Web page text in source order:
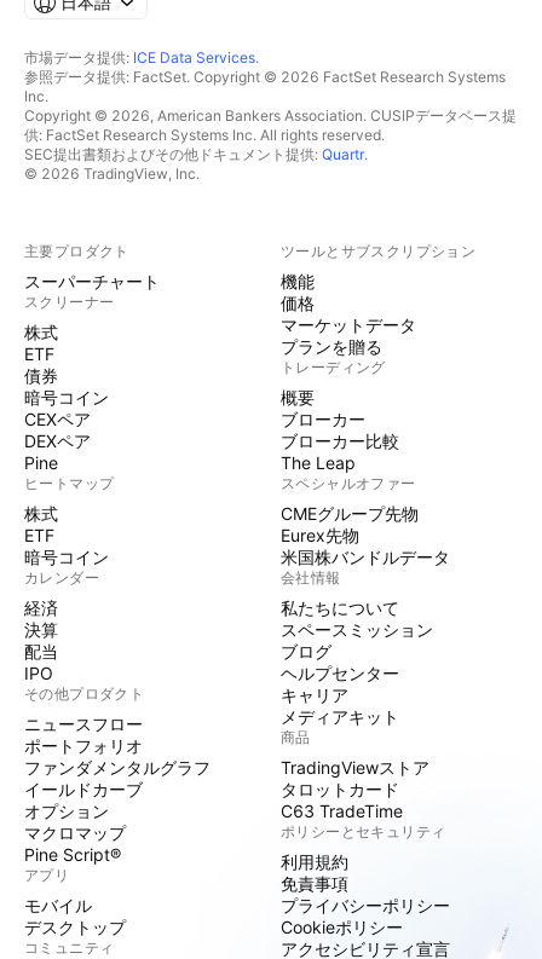
市場データ提供: ICE Data Services.
参照データ提供: FactSet. Copyright © 2026 FactSet Research Systems
Inc.
Copyright © 2026, American Bankers Association. CUSIPデータベース提
供: FactSet Research Systems Inc. All rights reserved.
SEC提出書類およびその他ドキュメント提供: Quartr.
© 2026 TradingView, Inc.
主要プロダクト
スーパーチャート
スクリーナー
株式
ETF
債券
暗号コイン
CEXペア
DEXペア
Pine
ヒートマップ
株式
ETF
暗号コイン
カレンダー
経済
決算
配当
IPO
その他プロダクト
ニュースフロー
ポートフォリオ
ファンダメンタルグラフ
イールドカーブ
オプション
マクロマップ
Pine Script®
アプリ
モバイル
デスクトップ
コミュニティ
ツールとサブスクリプション
機能
価格
マーケットデータ
プランを贈る
トレーディング
概要
ブローカー
ブローカー比較
The Leap
スペシャルオファー
CMEグループ先物
Eurex先物
米国株バンドルデータ
会社情報
私たちについて
スペースミッション
ブログ
ヘルプセンター
キャリア
メディアキット
商品
TradingViewストア
タロットカード
C63 TradeTime
ポリシーとセキュリティ
利用規約
免責事項
プライバシーポリシー
Cookieポリシー
アクセシビリティ宣言